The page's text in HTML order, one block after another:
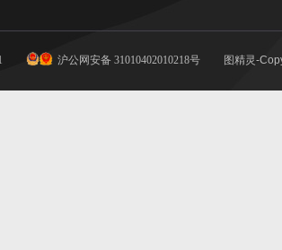
沪公网安备 31010402010218号 图精灵-